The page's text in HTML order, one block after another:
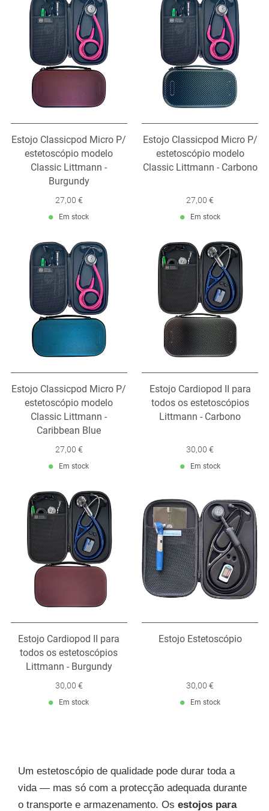
Estojo Classicpod Micro P/
estetoscópio modelo
Classic Littmann -
Burgundy
27,00 €
Em stock
Estojo Classicpod Micro P/
estetoscópio modelo
Classic Littmann - Carbono
27,00 €
Em stock
Estojo Classicpod Micro P/
estetoscópio modelo
Classic Littmann -
Caribbean Blue
27,00 €
Em stock
Estojo Cardiopod II para
todos os estetoscópios
Littmann - Carbono
30,00 €
Em stock
Estojo Cardiopod II para
todos os estetoscópios
Littmann - Burgundy
30,00 €
Em stock
Estojo Estetoscópio
30,00 €
Em stock
Um estetoscópio de qualidade pode durar toda a
vida — mas só com a protecção adequada durante
o transporte e armazenamento. Osestojos para